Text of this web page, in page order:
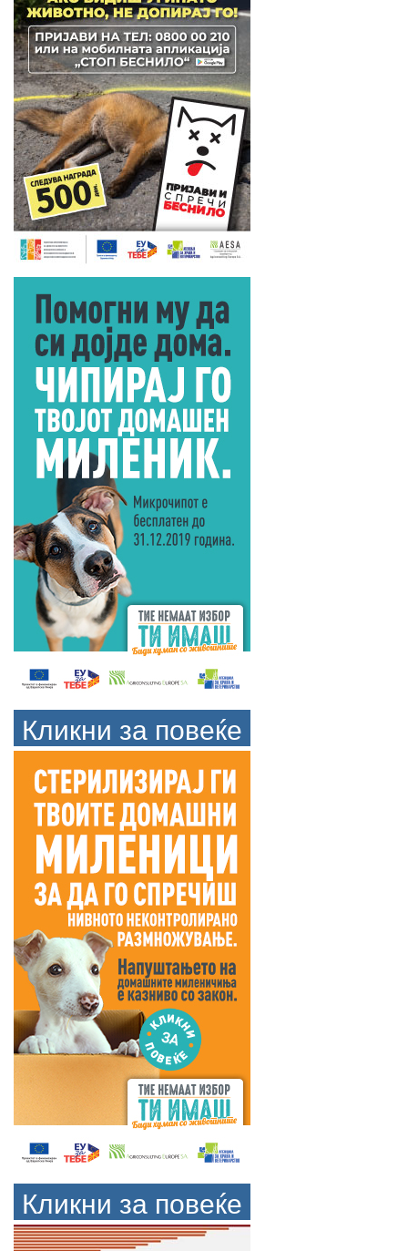
Кликни за повеќе
Кликни за повеќе